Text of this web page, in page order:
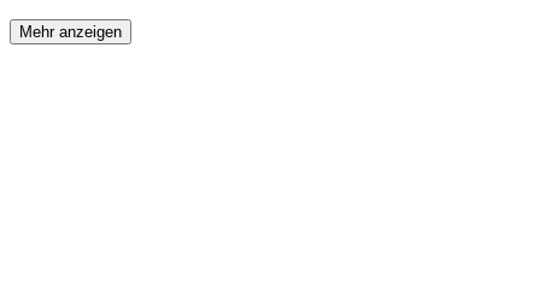
Mehr anzeigen